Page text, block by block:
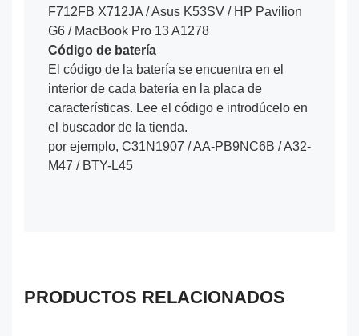
F712FB X712JA / Asus K53SV / HP Pavilion
G6 / MacBook Pro 13 A1278
Código de batería
El código de la batería se encuentra en el
interior de cada batería en la placa de
características. Lee el código e introdúcelo en
el buscador de la tienda.
por ejemplo, C31N1907 / AA-PB9NC6B / A32-
M47 / BTY-L45
PRODUCTOS RELACIONADOS